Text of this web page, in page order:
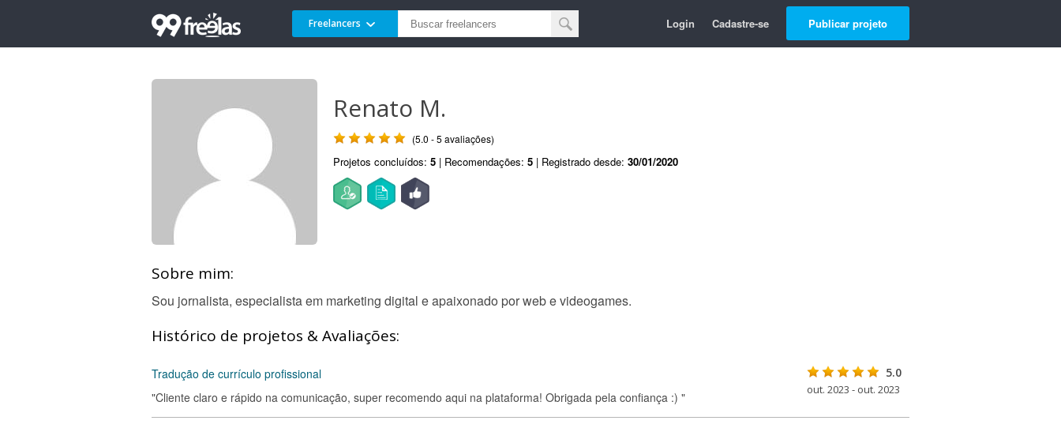
Freelancers Login Cadastre-se Publicar projeto
Renato M.
(5.0 - 5 avaliações)
Projetos concluídos: 5 | Recomendações: 5 | Registrado desde: 30/01/2020
Sobre mim:
Sou jornalista, especialista em marketing digital e apaixonado por web e videogames.
Histórico de projetos & Avaliações:
Tradução de currículo profissional
"Cliente claro e rápido na comunicação, super recomendo aqui na plataforma! Obrigada pela confiança :) "
5.0
out. 2023 - out. 2023